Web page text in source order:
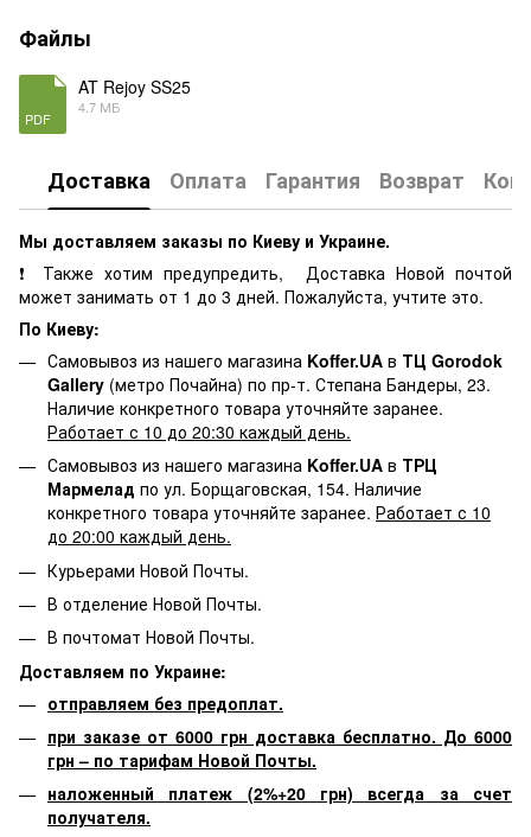
Файлы
PDF
AT Rejoy SS25
4.7 МБ
Доставка Оплата Гарантия Возврат
Мы доставляем заказы по Киеву и Украине.
❗ Также хотим предупредить, Доставка Новой почтой
может занимать от 1 до 3 дней. Пожалуйста, учтите это.
По Киеву:
Самовывоз из нашего магазина Koffer.UA в ТЦ Gorodok
Gallery (метро Почайна) по пр-т. Степана Бандеры, 23.
Наличие конкретного товара уточняйте заранее.
Работает с 10 до 20:30 каждый день.
Самовывоз из нашего магазина Koffer.UA в ТРЦ
Мармелад по ул. Борщаговская, 154. Наличие
конкретного товара уточняйте заранее. Работает с 10
до 20:00 каждый день.
Курьерами Новой Почты.
В отделение Новой Почты.
В почтомат Новой Почты.
Доставляем по Украине:
отправляем без предоплат.
при заказе от 6000 грн доставка бесплатно. До 6000
грн – по тарифам Новой Почты.
наложенный платеж (2%+20 грн) всегда за счет
получателя.